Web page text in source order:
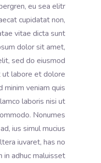
eu sea elitr
cupidatat non,
vitae dicta sunt
dolor sit amet,
sed do eiusmod
ut labore et dolore
minim veniam quis
laboris nisi ut
Nonumes
ius simul mucius
iuvaret, has no
in adhuc maluisset